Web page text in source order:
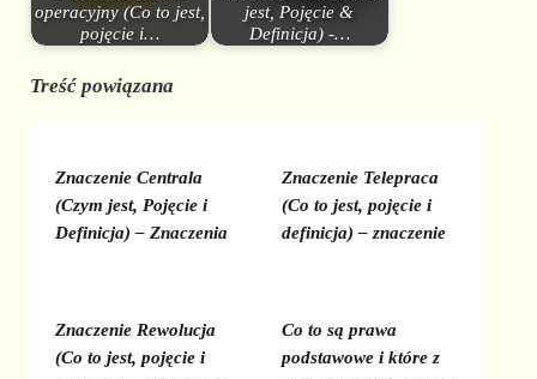
operacyjny (Co to jest,
pojęcie i…
jest, Pojęcie &
Definicja) -…
Treść powiązana
Znaczenie Centrala
(Czym jest, Pojęcie i
Definicja) – Znaczenia
Znaczenie Telepraca
(Co to jest, pojęcie i
definicja) – znaczenie
Znaczenie Rewolucja
(Co to jest, pojęcie i
Co to są prawa
podstawowe i które z